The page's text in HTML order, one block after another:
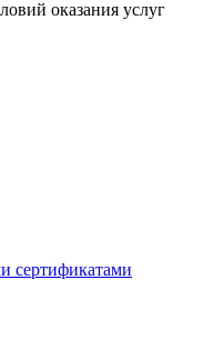
сертификатами